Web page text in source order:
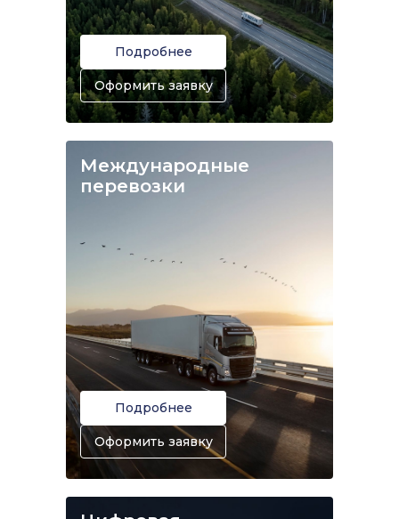
Подробнее
Оформить заявку
Международные
перевозки
Подробнее
Оформить заявку